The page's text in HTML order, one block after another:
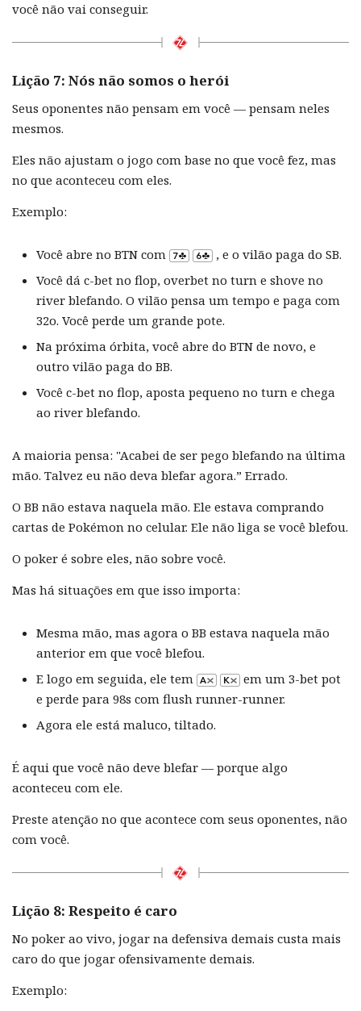
você não vai conseguir.
Lição 7: Nós não somos o herói
Seus oponentes não pensam em você — pensam neles
mesmos.
Eles não ajustam o jogo com base no que você fez, mas
no que aconteceu com eles.
Exemplo:
Você abre no BTN com
, e o vilão paga do SB.
Você dá c-bet no flop, overbet no turn e shove no
river blefando. O vilão pensa um tempo e paga com
32o. Você perde um grande pote.
Na próxima órbita, você abre do BTN de novo, e
outro vilão paga do BB.
Você c-bet no flop, aposta pequeno no turn e chega
ao river blefando.
A maioria pensa: "Acabei de ser pego blefando na última
mão. Talvez eu não deva blefar agora.” Errado.
O BB não estava naquela mão. Ele estava comprando
cartas de Pokémon no celular. Ele não liga se você blefou.
O poker é sobre eles, não sobre você.
Mas há situações em que isso importa:
Mesma mão, mas agora o BB estava naquela mão
anterior em que você blefou.
E logo em seguida, ele tem
em um 3-bet pot
e perde para 98s com flush runner-runner.
Agora ele está maluco, tiltado.
É aqui que você não deve blefar — porque algo
aconteceu com ele.
Preste atenção no que acontece com seus oponentes, não
com você.
Lição 8: Respeito é caro
No poker ao vivo, jogar na defensiva demais custa mais
caro do que jogar ofensivamente demais.
Exemplo: